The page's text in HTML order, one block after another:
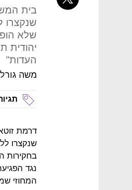
בית
שנקצרו
שלא
יהודית
העדות"
משה
שנקצרו
בחקירות
נגד
המחוזי